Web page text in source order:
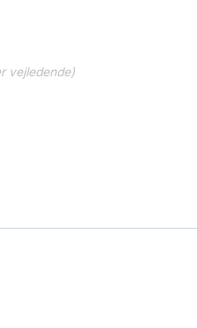
vejledende)